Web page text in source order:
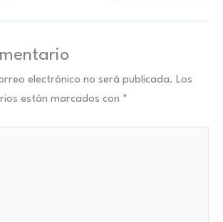
electrónico no será publicada. Los
están marcados con *